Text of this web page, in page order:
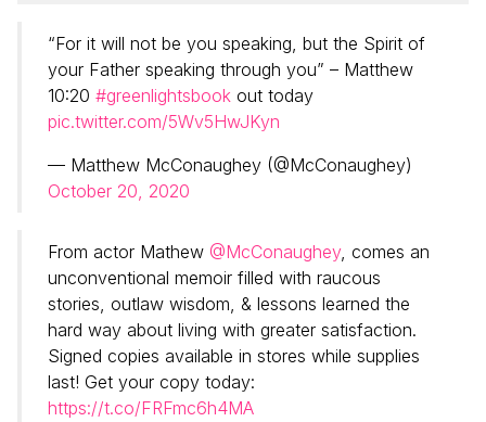
“For it will not be you speaking, but the Spirit of
your Father speaking through you” – Matthew
10:20 #greenlightsbook out today
pic.twitter.com/5Wv5HwJKyn
— Matthew McConaughey (@McConaughey)
October 20, 2020
From actor Mathew @McConaughey, comes an
unconventional memoir filled with raucous
stories, outlaw wisdom, & lessons learned the
hard way about living with greater satisfaction.
Signed copies available in stores while supplies
last! Get your copy today:
https://t.co/FRFmc6h4MA